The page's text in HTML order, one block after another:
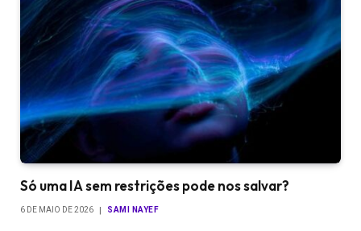
Só uma IA sem restrições pode nos salvar?
6 DE MAIO DE 2026 SAMI NAYEF